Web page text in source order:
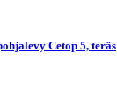
Cetop 5, teräs